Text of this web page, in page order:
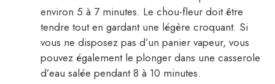
environ 5 à 7 minutes. Le chou-fleur doit être
tendre tout en gardant une légère croquant. Si
vous ne disposez pas d’un panier vapeur, vous
pouvez également le plonger dans une casserole
d’eau salée pendant 8 à 10 minutes.